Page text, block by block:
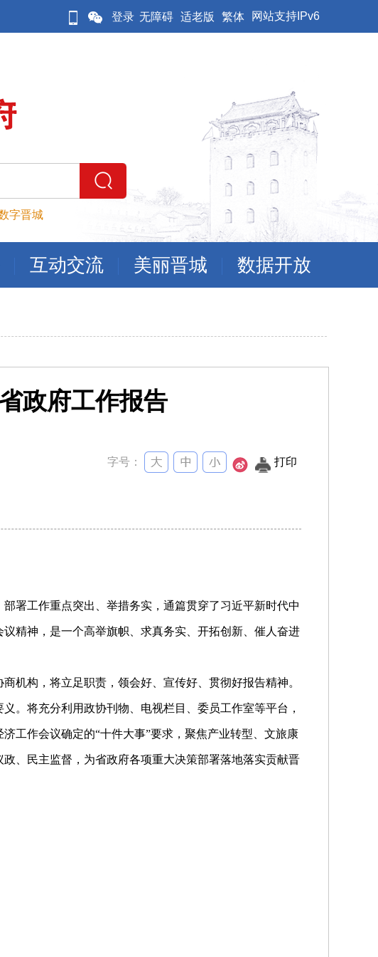
登录 无障碍 适老版 繁体 网站支持IPv6
字晋城
互动交流 美丽晋城 数据开放
政府工作报告
字号： 打印
署工作重点突出、举措务实，通篇贯穿了习近平新时代中
精神，是一个高举旗帜、求真务实、开拓创新、催人奋进
机构，将立足职责，领会好、宣传好、贯彻好报告精神。
。将充分利用政协刊物、电视栏目、委员工作室等平台，
工作会议确定的“十件大事”要求，聚焦产业转型、文旅康
、民主监督，为省政府各项重大决策部署落地落实贡献晋